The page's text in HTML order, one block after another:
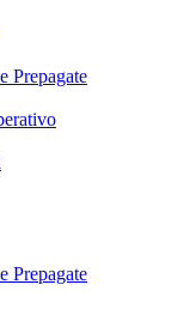
Prepagate
Prepagate